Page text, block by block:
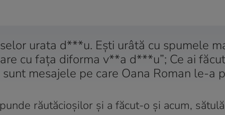
urata d***u. Ești urâtă cu spumele
cu fața diforma v**a d***u”; Ce ai
mesajele pe care Oana Roman le-a
răutăcioșilor și a făcut-o și acum,